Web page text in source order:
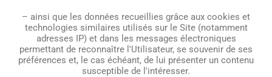
– ainsi que les données recueillies grâce aux cookies et
technologies similaires utilisés sur le Site (notamment
adresses IP) et dans les messages électroniques
permettant de reconnaître l'Utilisateur, se souvenir de ses
préférences et, le cas échéant, de lui présenter un contenu
susceptible de l'intéresser.